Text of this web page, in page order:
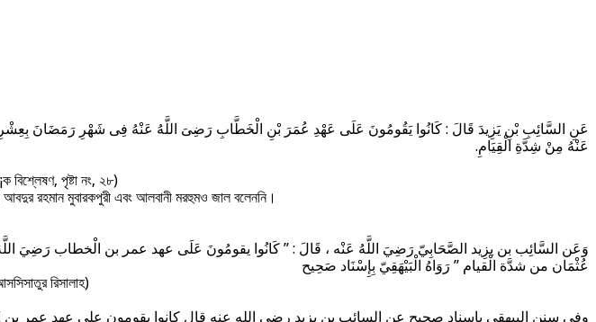
عَنِ السَّائِبِ بْنِ يَزِيدَ قَالَ : كَانُوا يَقُومُونَ عَلَى عَهْدِ عُمَرَ بْنِ الْخَطَّابِ رَضِىَ اللَّهُ عَنْهُ فِى شَهْرِ رَمَضَانَ
عَنْهُ مِنْ شِدَّةِ الْقِيَامِ.
বিশ্লেষণ, পৃষ্টা নং, ২৮)
রহমান মুবারকপুরী এবং আলবানী মরহুমও জাল বলেননি।
وَعَن السَّائِب بن يزِيد الصَّحَابِيّ رَضِيَ اللَّهُ عَنْه ، قَالَ : ” كَانُوا يقومُونَ عَلَى عهد عمر بن الْخطاب رَضِيَ
عُثْمَان من شدَّة الْقيام ” رَوَاهُ الْبَيْهَقِيّ بِإِسْنَاد صَحِيح
রিসালাহ)
وفي سنن البيهقي بإسناد صحيح عن السائب بن يزيد رضي الله عنه قال كانوا يقومون على عهد